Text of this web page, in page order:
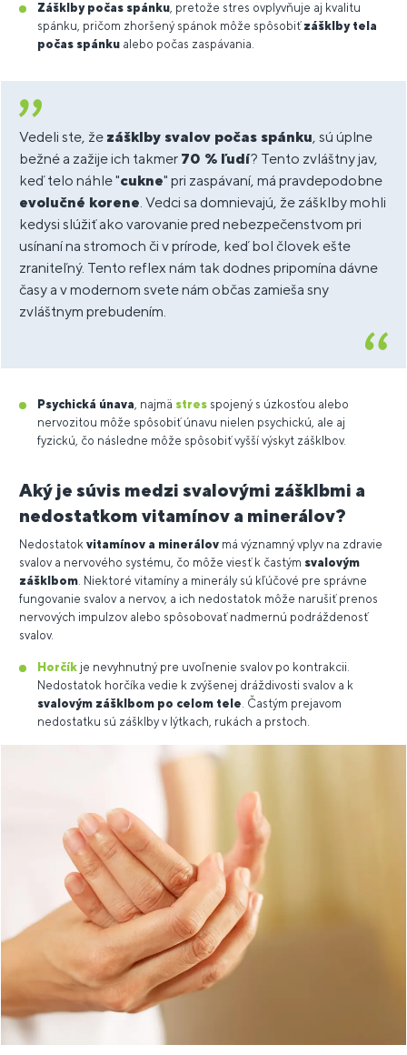
Zášklby počas spánku, pretože stres ovplyvňuje aj kvalitu
spánku, pričom zhoršený spánok môže spôsobiť zášklby tela
počas spánku alebo počas zaspávania.
Vedeli ste, že zášklby svalov počas spánku, sú úplne
bežné a zažije ich takmer 70 % ľudí? Tento zvláštny jav,
keď telo náhle "cukne" pri zaspávaní, má pravdepodobne
evolučné korene. Vedci sa domnievajú, že zášklby mohli
kedysi slúžiť ako varovanie pred nebezpečenstvom pri
usínaní na stromoch či v prírode, keď bol človek ešte
zraniteľný. Tento reflex nám tak dodnes pripomína dávne
časy a v modernom svete nám občas zamieša sny
zvláštnym prebudením.
Psychická únava, najmä stres spojený s úzkosťou alebo
nervozitou môže spôsobiť únavu nielen psychickú, ale aj
fyzickú, čo následne môže spôsobiť vyšší výskyt zášklbov.
Aký je súvis medzi svalovými zášklbmi a
nedostatkom vitamínov a minerálov?
Nedostatok vitamínov a minerálov má významný vplyv na zdravie
svalov a nervového systému, čo môže viesť k častým svalovým
zášklbom. Niektoré vitamíny a minerály sú kľúčové pre správne
fungovanie svalov a nervov, a ich nedostatok môže narušiť prenos
nervových impulzov alebo spôsobovať nadmernú podráždenosť
svalov.
Horčík je nevyhnutný pre uvoľnenie svalov po kontrakcii.
Nedostatok horčíka vedie k zvýšenej dráždivosti svalov a k
svalovým zášklbom po celom tele. Častým prejavom
nedostatku sú zášklby v lýtkach, rukách a prstoch.